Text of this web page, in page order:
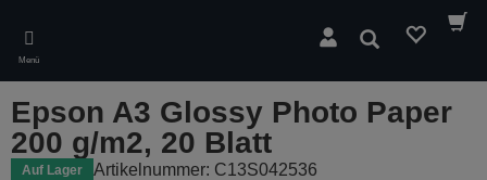
main
content
Menü
Suchen
Epson A3 Glossy Photo Paper
200 g/m2, 20 Blatt
Auf Lager Artikelnummer: C13S042536